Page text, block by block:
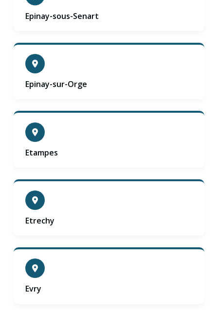
Epinay-sous-Senart
Epinay-sur-Orge
Etampes
Etrechy
Evry